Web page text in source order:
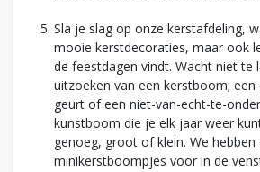
Sla je slag op onze kerstafdeling,
mooie kerstdecoraties, maar ook
de feestdagen vindt. Wacht niet te
uitzoeken van een kerstboom; een
geurt of een niet-van-echt-te-
kunstboom die je elk jaar weer
genoeg, groot of klein. We hebben
minikerstboompjes voor in de